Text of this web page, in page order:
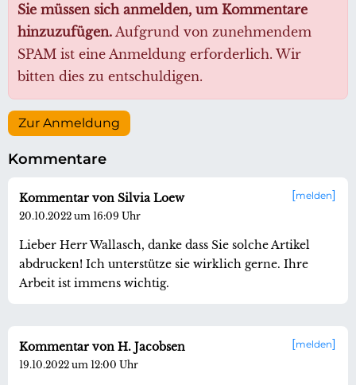
Sie müssen sich anmelden, um Kommentare
hinzuzufügen. Aufgrund von zunehmendem
SPAM ist eine Anmeldung erforderlich. Wir
bitten dies zu entschuldigen.
Zur Anmeldung
Kommentare
melden
Kommentar von Silvia Loew
20.10.2022 um 16:09 Uhr
Lieber Herr Wallasch, danke dass Sie solche Artikel
abdrucken! Ich unterstütze sie wirklich gerne. Ihre
Arbeit ist immens wichtig.
melden
Kommentar von H. Jacobsen
19.10.2022 um 12:00 Uhr